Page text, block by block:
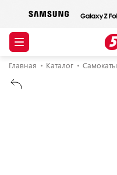
Главная Каталог Самокаты